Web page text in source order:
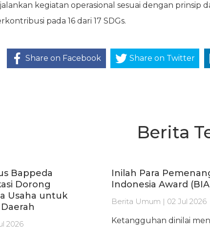
kegiatan operasional sesuai dengan prinsip
pada 16 dari 17 SDGs.
Share on Facebook Share on Twitter
Berita
Bappeda
Dorong
Usaha untuk
2026
Inilah Para
Indonesia Award
Berita Umum | 02 Jul 2026
Ketangguhan dinilai